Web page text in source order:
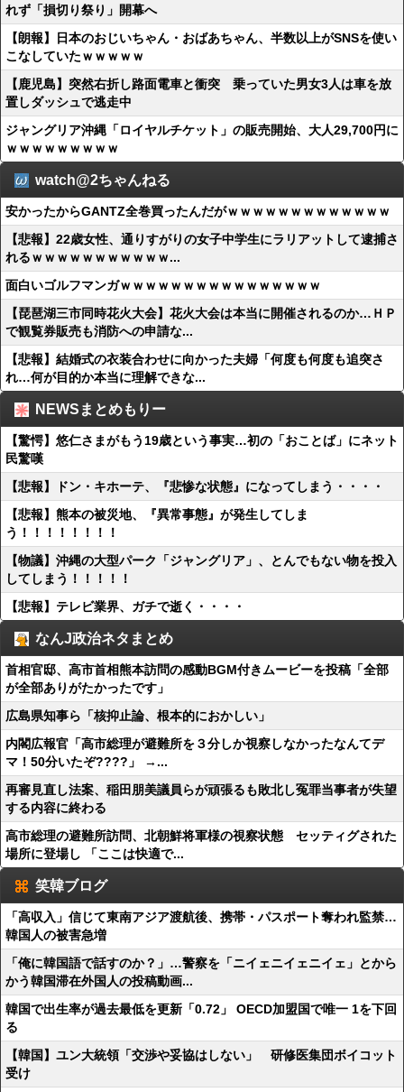
れず「損切り祭り」開幕へ
【朗報】日本のおじいちゃん・おばあちゃん、半数以上がSNSを使い
こなしていたｗｗｗｗｗ
【鹿児島】突然右折し路面電車と衝突 乗っていた男女3人は車を放
置しダッシュで逃走中
ジャングリア沖縄「ロイヤルチケット」の販売開始、大人29,700円に
ｗｗｗｗｗｗｗｗｗ
watch@2ちゃんねる
安かったからGANTZ全巻買ったんだがｗｗｗｗｗｗｗｗｗｗｗｗｗ
【悲報】22歳女性、通りすがりの女子中学生にラリアットして逮捕さ
れるｗｗｗｗｗｗｗｗｗｗｗ...
面白いゴルフマンガｗｗｗｗｗｗｗｗｗｗｗｗｗｗｗｗ
【琵琶湖三市同時花火大会】花火大会は本当に開催されるのか…ＨＰ
で観覧券販売も消防への申請な...
【悲報】結婚式の衣装合わせに向かった夫婦「何度も何度も追突さ
れ…何が目的か本当に理解できな...
NEWSまとめもりー
【驚愕】悠仁さまがもう19歳という事実…初の「おことば」にネット
民驚嘆
【悲報】ドン・キホーテ、『悲惨な状態』になってしまう・・・・
【悲報】熊本の被災地、『異常事態』が発生してしま
う！！！！！！！！
【物議】沖縄の大型パーク「ジャングリア」、とんでもない物を投入
してしまう！！！！！
【悲報】テレビ業界、ガチで逝く・・・・
なんJ政治ネタまとめ
首相官邸、高市首相熊本訪問の感動BGM付きムービーを投稿「全部
が全部ありがたかったです」
広島県知事ら「核抑止論、根本的におかしい」
内閣広報官「高市総理が避難所を３分しか視察しなかったなんてデ
マ！50分いたぞ????」 →...
再審見直し法案、稲田朋美議員らが頑張るも敗北し冤罪当事者が失望
する内容に終わる
高市総理の避難所訪問、北朝鮮将軍様の視察状態 セッティグされた
場所に登場し 「ここは快適で...
笑韓ブログ
「高収入」信じて東南アジア渡航後、携帯・パスポート奪われ監禁…
韓国人の被害急増
「俺に韓国語で話すのか？」…警察を「ニイェニイェニイェ」とから
かう韓国滞在外国人の投稿動画...
韓国で出生率が過去最低を更新「0.72」 OECD加盟国で唯一 1を下回
る
【韓国】ユン大統領「交渉や妥協はしない」 研修医集団ボイコット
受け